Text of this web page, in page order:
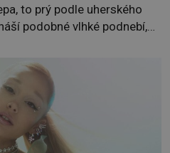
to prý podle uherského
podobné vlhké podnebí,
jsou bílé, nahoře někdy